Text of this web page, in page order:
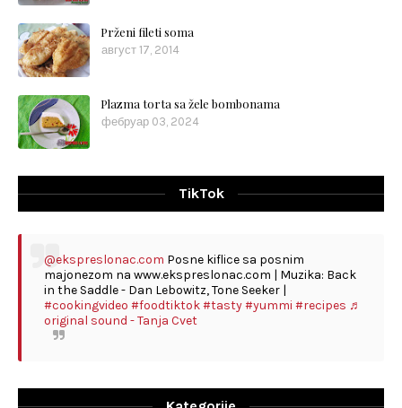
Prženi fileti soma
август 17, 2014
Plazma torta sa žele bombonama
фебруар 03, 2024
TikTok
@ekspreslonac.com Posne kiflice sa posnim
majonezom na www.ekspreslonac.com | Muzika: Back
in the Saddle - Dan Lebowitz, Tone Seeker |
#cookingvideo #foodtiktok#tasty#yummi #recipes ♬
original sound - Tanja Cvet